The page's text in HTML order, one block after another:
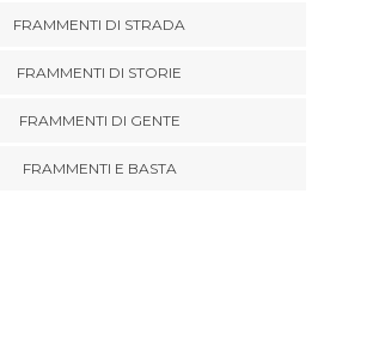
FRAMMENTI DI STRADA
FRAMMENTI DI STORIE
FRAMMENTI DI GENTE
FRAMMENTI E BASTA